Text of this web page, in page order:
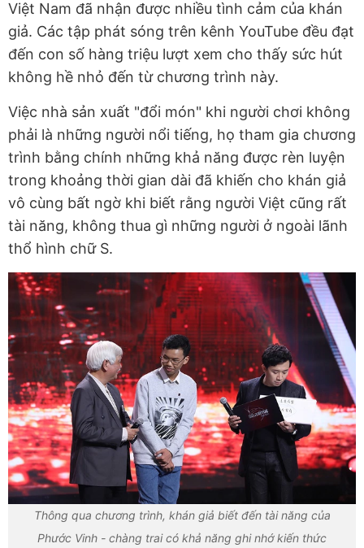
Việt Nam đã nhận được nhiều tình cảm của khán
giả. Các tập phát sóng trên kênh YouTube đều đạt
đến con số hàng triệu lượt xem cho thấy sức hút
không hề nhỏ đến từ chương trình này.
Việc nhà sản xuất "đổi món" khi người chơi không
phải là những người nổi tiếng, họ tham gia chương
trình bằng chính những khả năng được rèn luyện
trong khoảng thời gian dài đã khiến cho khán giả
vô cùng bất ngờ khi biết rằng người Việt cũng rất
tài năng, không thua gì những người ở ngoài lãnh
thổ hình chữ S.
Thông qua chương trình, khán giả biết đến tài năng của
Phước Vinh - chàng trai có khả năng ghi nhớ kiến thức